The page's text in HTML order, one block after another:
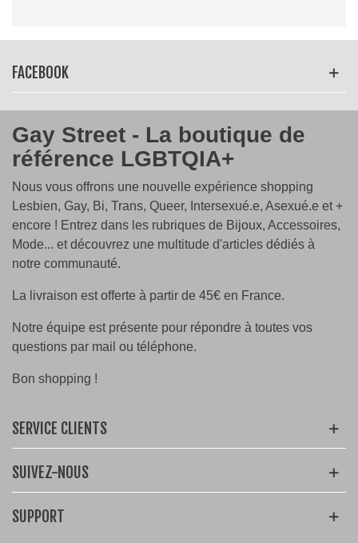
FACEBOOK
Gay Street - La boutique de
référence LGBTQIA+
Nous vous offrons une nouvelle expérience shopping
Lesbien, Gay, Bi, Trans, Queer, Intersexué.e, Asexué.e et +
encore ! Entrez dans les rubriques de Bijoux, Accessoires,
Mode... et découvrez une multitude d'articles dédiés à
notre communauté.
La livraison est offerte à partir de 45€ en France.
Notre équipe est présente pour répondre à toutes vos
questions par mail ou téléphone.
Bon shopping !
SERVICE CLIENTS
SUIVEZ-NOUS
SUPPORT